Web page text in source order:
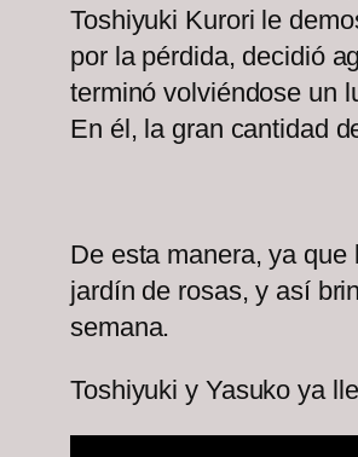
Toshiyuki Kurori le
por la pérdida, decidió
terminó volviéndose un
En él, la gran cantidad
De esta manera, ya
jardín de rosas, y así
semana.
Toshiyuki y Yasuko ya